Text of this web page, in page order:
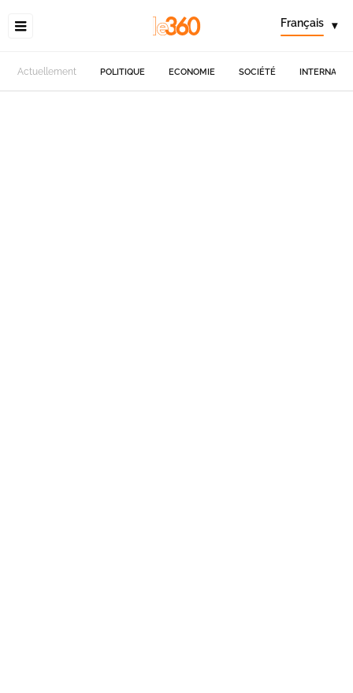
Français ▾
Actuellement POLITIQUE ECONOMIE SOCIÉTÉ